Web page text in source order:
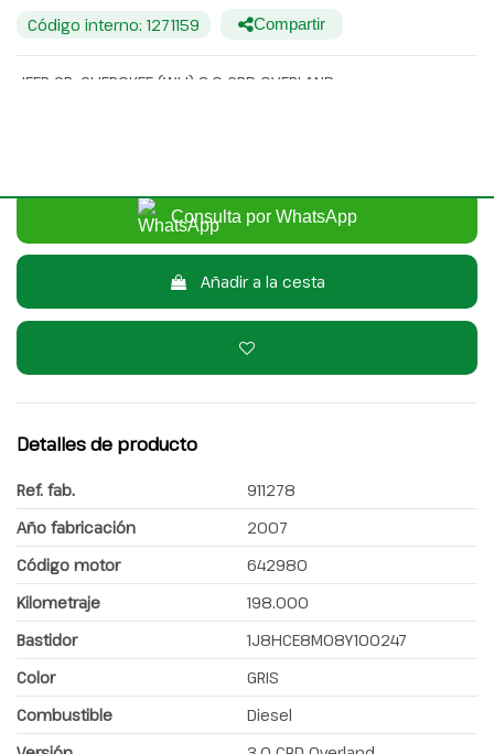
Código interno: 1271159 Compartir
JEEP GR. CHEROKEE (WH) 3.0 CRD OVERLAND
Consulta por WhatsApp
Añadir a la cesta
Detalles de producto
Ref. fab.
911278
Año fabricación
2007
Código motor
642980
Kilometraje
198.000
Bastidor
1J8HCE8M08Y100247
Color
GRIS
Combustible
Diesel